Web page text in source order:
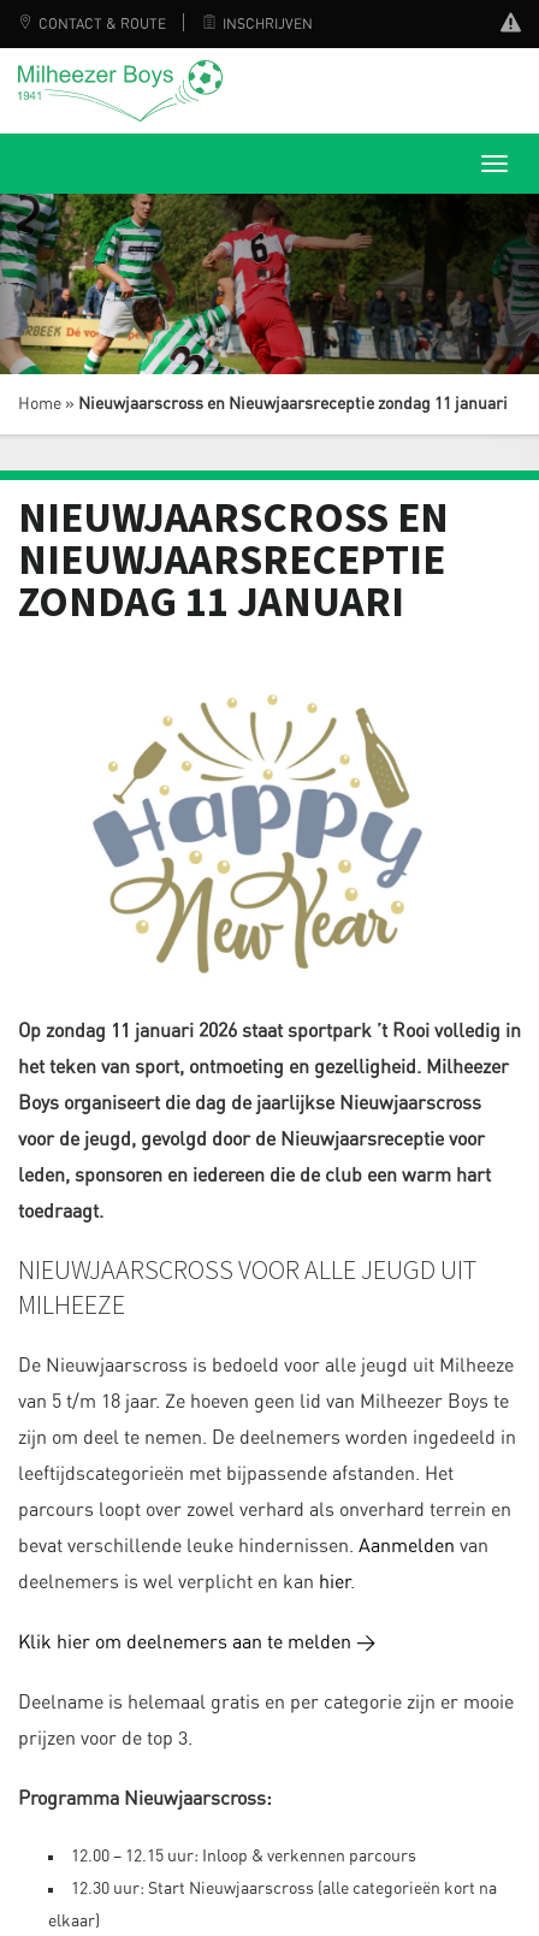
CONTACT & ROUTE INSCHRIJVEN
Home » Nieuwjaarscross en Nieuwjaarsreceptie zondag 11 januari
NIEUWJAARSCROSS EN
NIEUWJAARSRECEPTIE
ZONDAG 11 JANUARI
Op zondag 11 januari 2026 staat sportpark ’t Rooi volledig in
het teken van sport, ontmoeting en gezelligheid. Milheezer
Boys organiseert die dag de jaarlijkse Nieuwjaarscross
voor de jeugd, gevolgd door de Nieuwjaarsreceptie voor
leden, sponsoren en iedereen die de club een warm hart
toedraagt.
NIEUWJAARSCROSS VOOR ALLE JEUGD UIT
MILHEEZE
De Nieuwjaarscross is bedoeld voor alle jeugd uit Milheeze
van 5 t/m 18 jaar. Ze hoeven geen lid van Milheezer Boys te
zijn om deel te nemen. De deelnemers worden ingedeeld in
leeftijdscategorieën met bijpassende afstanden. Het
parcours loopt over zowel verhard als onverhard terrein en
bevat verschillende leuke hindernissen. Aanmelden van
deelnemers is wel verplicht en kan hier.
Klik hier om deelnemers aan te melden >
Deelname is helemaal gratis en per categorie zijn er mooie
prijzen voor de top 3.
Programma Nieuwjaarscross:
12.00 – 12.15 uur: Inloop & verkennen parcours
12.30 uur: Start Nieuwjaarscross (alle categorieën kort na
elkaar)